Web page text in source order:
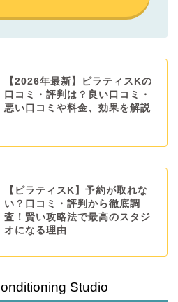
【2026年最新】ピラティスKの
口コミ・評判は？良い口コミ・
悪い口コミや料金、効果を解説
【ピラティスK】予約が取れな
い？口コミ・評判から徹底調
査！賢い攻略法で最高のスタジ
オになる理由
Studio